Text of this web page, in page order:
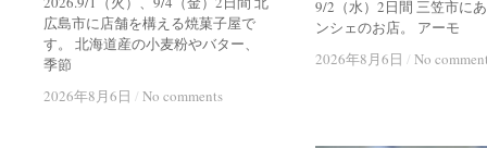
広島市に店舗を構える焼菓子屋で
す。 北海道産の小麦粉やバター、
季節
2026年8月6日 / No comments
2026年8月6日 / No comments
9/2（水）2日間 三笠市に
ンシェのお店。 アーモ
2026年8月6日 / No
2026年8月6日 / No